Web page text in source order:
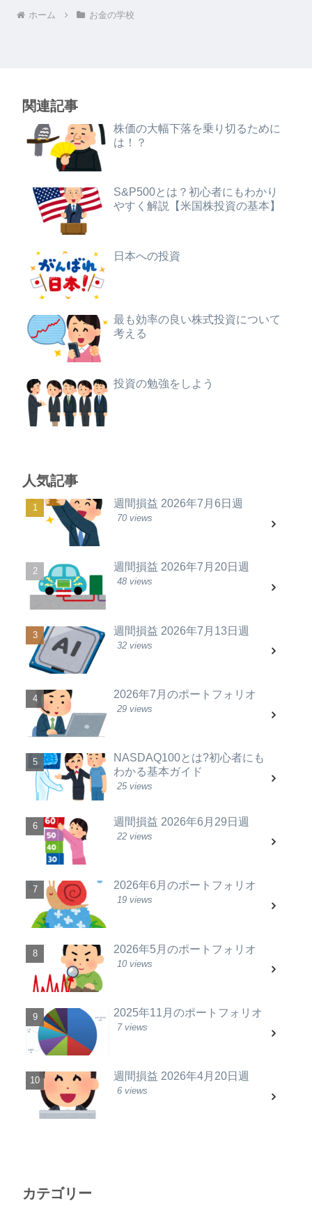
ホーム お金の学校
関連記事
株価の大幅下落を乗り切るために
は！？
S&P500とは？初心者にもわかり
やすく解説【米国株投資の基本】
日本への投資
最も効率の良い株式投資について
考える
投資の勉強をしよう
人気記事
週間損益 2026年7月6日週
70 views
週間損益 2026年7月20日週
48 views
週間損益 2026年7月13日週
32 views
2026年7月のポートフォリオ
29 views
NASDAQ100とは?初心者にも
わかる基本ガイド
25 views
週間損益 2026年6月29日週
22 views
2026年6月のポートフォリオ
19 views
2026年5月のポートフォリオ
10 views
2025年11月のポートフォリオ
7 views
週間損益 2026年4月20日週
6 views
カテゴリー